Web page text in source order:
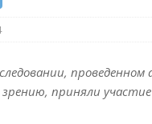
проведенном
приняли участие